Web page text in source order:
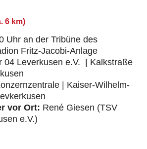
6 km)
Uhr an der Tribüne des
Fritz-Jacobi-Anlage
04 Leverkusen e.V. | Kalkstraße
| Kaiser-Wilhelm-
vor Ort: René Giesen (TSV
e.V.)